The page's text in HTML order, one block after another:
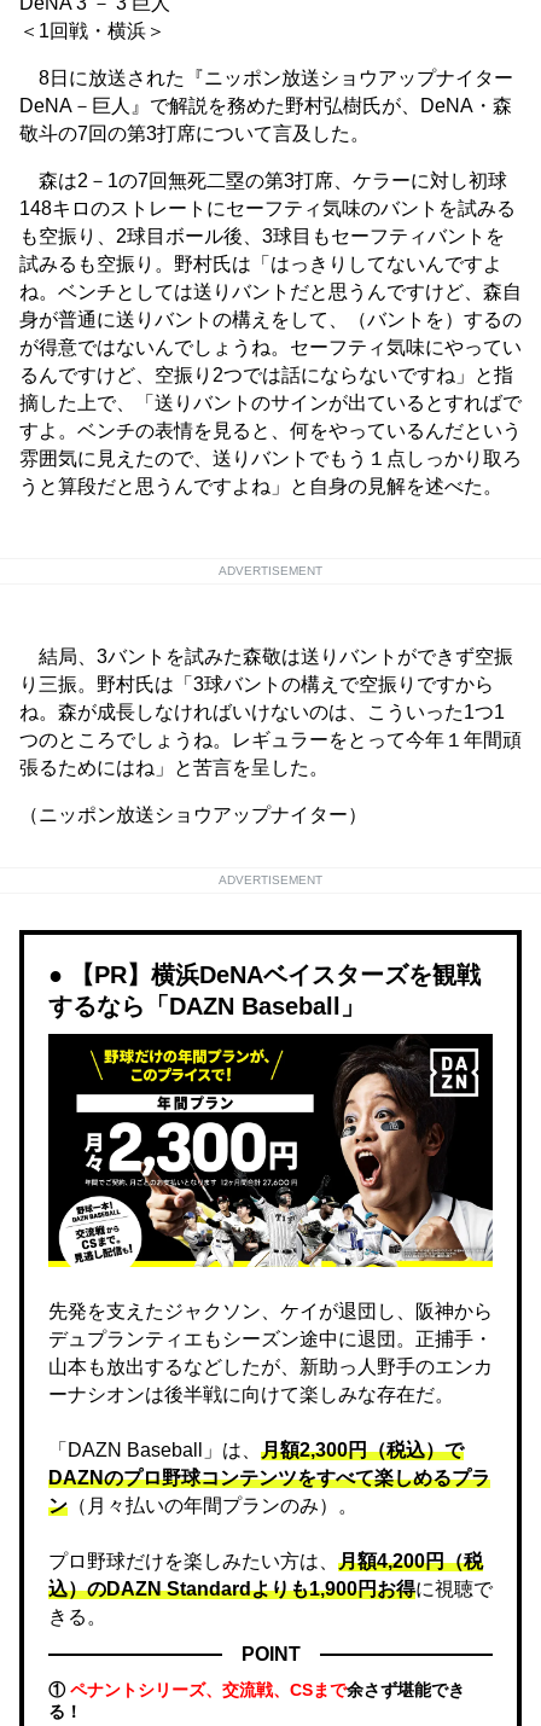
＜1回戦・横浜＞
8日に放送された『ニッポン放送ショウアップナイター
DeNA－巨人』で解説を務めた野村弘樹氏が、DeNA・森
敬斗の7回の第3打席について言及した。
森は2－1の7回無死二塁の第3打席、ケラーに対し初球
148キロのストレートにセーフティ気味のバントを試みる
も空振り、2球目ボール後、3球目もセーフティバントを
試みるも空振り。野村氏は「はっきりしてないんですよ
ね。ベンチとしては送りバントだと思うんですけど、森自
身が普通に送りバントの構えをして、（バントを）するの
が得意ではないんでしょうね。セーフティ気味にやってい
るんですけど、空振り2つでは話にならないですね」と指
摘した上で、「送りバントのサインが出ているとすればで
すよ。ベンチの表情を見ると、何をやっているんだという
雰囲気に見えたので、送りバントでもう１点しっかり取ろ
うと算段だと思うんですよね」と自身の見解を述べた。
ADVERTISEMENT
結局、3バントを試みた森敬は送りバントができず空振
り三振。野村氏は「3球バントの構えで空振りですから
ね。森が成長しなければいけないのは、こういった1つ1
つのところでしょうね。レギュラーをとって今年１年間頑
張るためにはね」と苦言を呈した。
（ニッポン放送ショウアップナイター）
ADVERTISEMENT
【PR】横浜DeNAベイスターズを観戦
するなら「DAZN Baseball」
先発を支えたジャクソン、ケイが退団し、阪神から
デュプランティエもシーズン途中に退団。正捕手・
山本も放出するなどしたが、新助っ人野手のエンカ
ーナシオンは後半戦に向けて楽しみな存在だ。
「DAZN Baseball」は、 月額2,300円（税込）で
DAZNのプロ野球コンテンツをすべて楽しめるプラ
ン （月々払いの年間プランのみ）。
プロ野球だけを楽しみたい方は、 月額4,200円（税
込）のDAZN Standard​よりも1,900円お得に視聴で
きる。
POINT
①ペナントシリーズ、交流戦、CSまで余さず堪能でき
る！